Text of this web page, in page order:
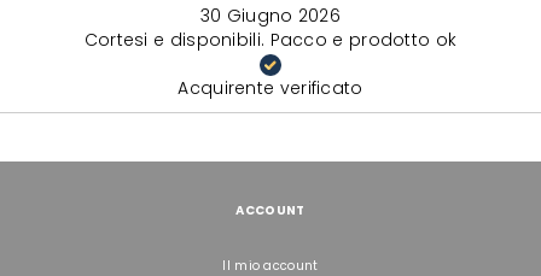
30 Giugno 2026
Cortesi e disponibili. Pacco e prodotto ok
Acquirente verificato
ACCOUNT
Il mio account